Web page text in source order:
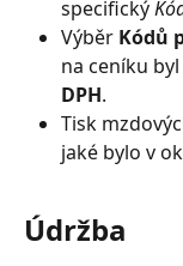
specifický
Výběr Kódů
na ceníku
DPH.
Tisk
jaké bylo v
Údržba